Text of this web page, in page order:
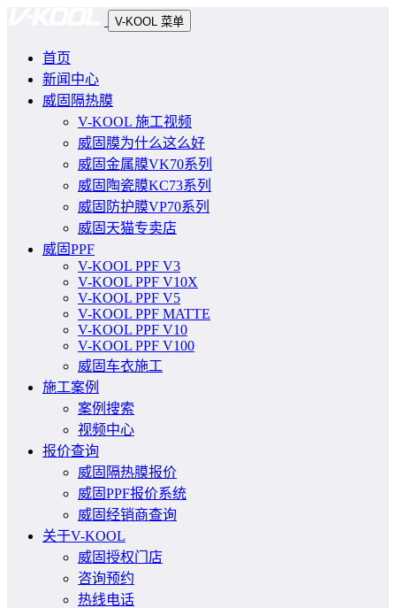
V-KOOL 菜单
首页
新闻中心
威固隔热膜
V-KOOL 施工视频
威固膜为什么这么好
威固金属膜VK70系列
威固陶瓷膜KC73系列
威固防护膜VP70系列
威固天猫专卖店
威固PPF
V-KOOL PPF V3
V-KOOL PPF V10X
V-KOOL PPF V5
V-KOOL PPF MATTE
V-KOOL PPF V10
V-KOOL PPF V100
威固车衣施工
施工案例
案例搜索
视频中心
报价查询
威固隔热膜报价
威固PPF报价系统
威固经销商查询
关于V-KOOL
威固授权门店
咨询预约
热线电话